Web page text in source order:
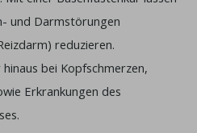
und Darmstörungen
reduzieren.
bei Kopfschmerzen,
Erkrankungen des